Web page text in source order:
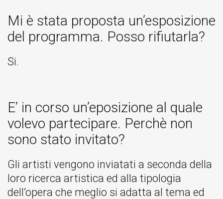
Mi è stata proposta un’esposizione
del programma. Posso rifiutarla?
Si.
E’ in corso un’eposizione al quale
volevo partecipare. Perchè non
sono stato invitato?
Gli artisti vengono inviatati a seconda della
loro ricerca artistica ed alla tipologia
dell’opera che meglio si adatta al tema ed